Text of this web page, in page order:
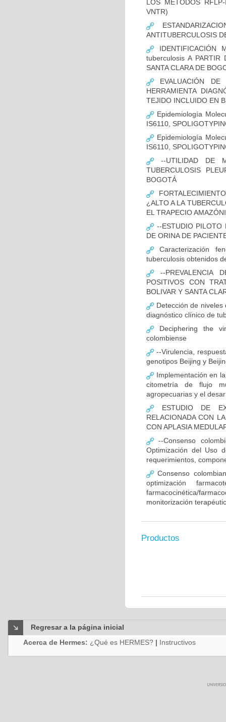
LOS MÉTODOS
VNTR)
ANTITUBERCULOSIS
IDENTIFICACIÓN
tuberculosis A PARTIR
SANTA CLARA DE
EVALUACIÓN DE
HERRAMIENTA
TEJIDO INCLUIDO EN
Epidemiología
IS6110,
Epidemiología
IS6110,
--UTILIDAD DE
TUBERCULOSIS
BOGOTÁ
¿ALTO A LA
EL TRAPECIO
--ESTUDIO PILOTO
DE ORINA DE
Caracterización
tuberculosis obtenidos
--PREVALENCIA
POSITIVOS CON
BOLIVAR Y SANTA
Detección de
diagnóstico clínico de
Deciphering the
colombiense
--Virulencia,
genotipos Beijing y
Implementación en
citometría de flujo
agropecuarias y el
ESTUDIO DE
RELACIONADA CON
CON APLASIA
--Consenso
Optimización del Uso
requerimientos,
Consenso
optimización
farmacocinética/
monitorización
Productos
Regresar a la página inicial
Acerca de Hermes: ¿Qué es HERMES? | Instructivos